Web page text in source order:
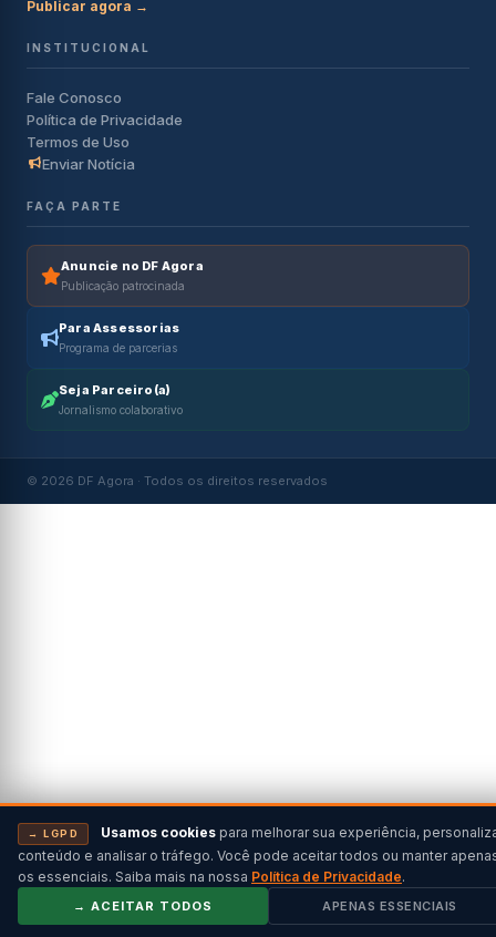
Publicar agora →
INSTITUCIONAL
Fale Conosco
Política de Privacidade
Termos de Uso
Enviar Notícia
FAÇA PARTE
Anuncie no DF Agora
Publicação patrocinada
Para Assessorias
Programa de parcerias
Seja Parceiro(a)
Jornalismo colaborativo
© 2026 DF Agora · Todos os direitos reservados
→ LGPD Usamos cookies para melhorar sua experiência,
conteúdo e analisar o tráfego. Você pode aceitar todos ou manter
os essenciais. Saiba mais na nossa Política de Privacidade.
→ ACEITAR TODOS APENAS ESSENCIAIS